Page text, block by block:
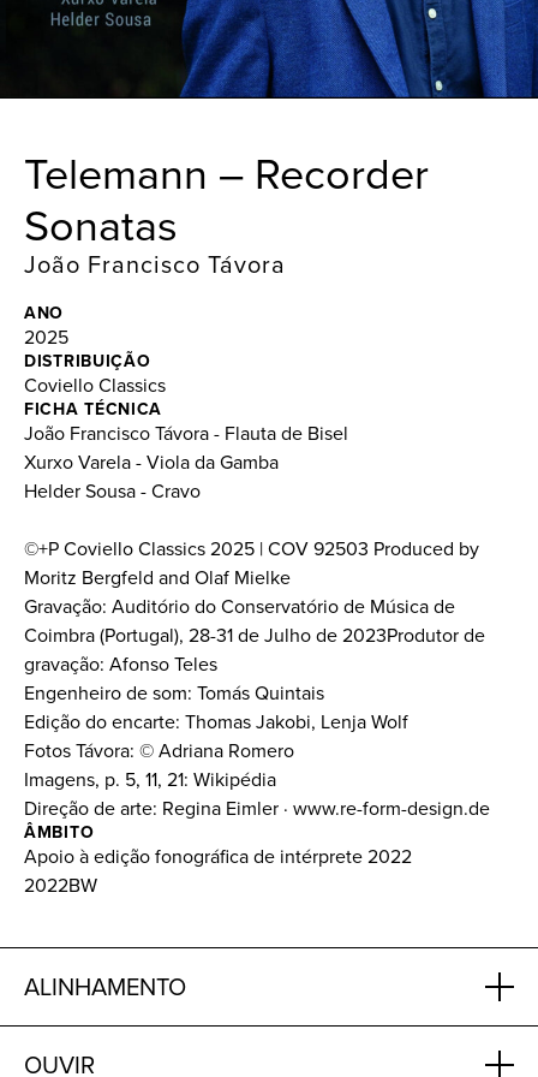
Telemann – Recorder
Sonatas
João Francisco Távora
ANO
2025
DISTRIBUIÇÃO
Coviello Classics
FICHA TÉCNICA
João Francisco Távora - Flauta de Bisel
Xurxo Varela - Viola da Gamba
Helder Sousa - Cravo
©+P Coviello Classics 2025 | COV 92503 Produced by
Moritz Bergfeld and Olaf Mielke
Gravação: Auditório do Conservatório de Música de
Coimbra (Portugal), 28-31 de Julho de 2023Produtor de
gravação: Afonso Teles
Engenheiro de som: Tomás Quintais
Edição do encarte: Thomas Jakobi, Lenja Wolf
Fotos Távora: © Adriana Romero
Imagens, p. 5, 11, 21: Wikipédia
Direção de arte: Regina Eimler · www.re-form-design.de
ÂMBITO
Apoio à edição fonográfica de intérprete 2022
2022BW
ALINHAMENTO
OUVIR